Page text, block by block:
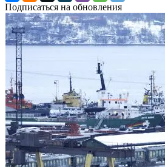
Подписаться на обновления